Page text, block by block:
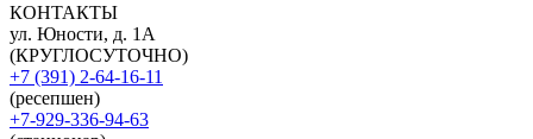
КОНТАКТЫ
ул. Юности, д. 1А
(КРУГЛОСУТОЧНО)
+7 (391) 2-64-16-11
(ресепшен)
+7-929-336-94-63